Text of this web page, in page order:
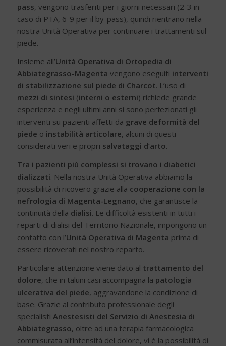
pass, vengono trasferiti per i giorni necessari (2-3 in
caso di PTA, 6-9 per il by-pass), quindi rientrano nella
nostra Unità Operativa per continuare i trattamenti sul
piede.
Insieme all’Unità Operativa di Ortopedia di
Abbiategrasso-Magenta vengono eseguiti interventi
di stabilizzazione sul piede di Charcot. L’uso di
mezzi di sintesi (interni o esterni) richiede grande
esperienza e negli ultimi anni si sono perfezionati gli
interventi su pazienti affetti da grave deformità del
piede o instabilità articolare, alcuni di questi
considerati veri e propri salvataggi d’arto.
Tra i pazienti più complessi si trovano i diabetici
dializzati. Nella nostra Unità Operativa abbiamo la
possibilità di ricovero grazie alla cooperazione con la
nefrologia di Magenta-Legnano, che garantisce la
continuità della dialisi. Le difficoltà esistenti in tutti i
reparti di dialisi del Territorio Nazionale, impongono un
contatto con l’Unità Operativa di Magenta prima di
essere ricoverati nel nostro reparto.
Particolare attenzione viene dato al trattamento del
dolore, che in taluni casi accompagna la patologia
ulcerativa del piede, aggravandone la condizione di
base. Grazie al contributo professionale degli
specialisti Anestesisti del Servizio di Anestesia di
Abbiategrasso, oltre ad una terapia farmacologica
commisurata all’intensità del dolore, vi è la possibilità di